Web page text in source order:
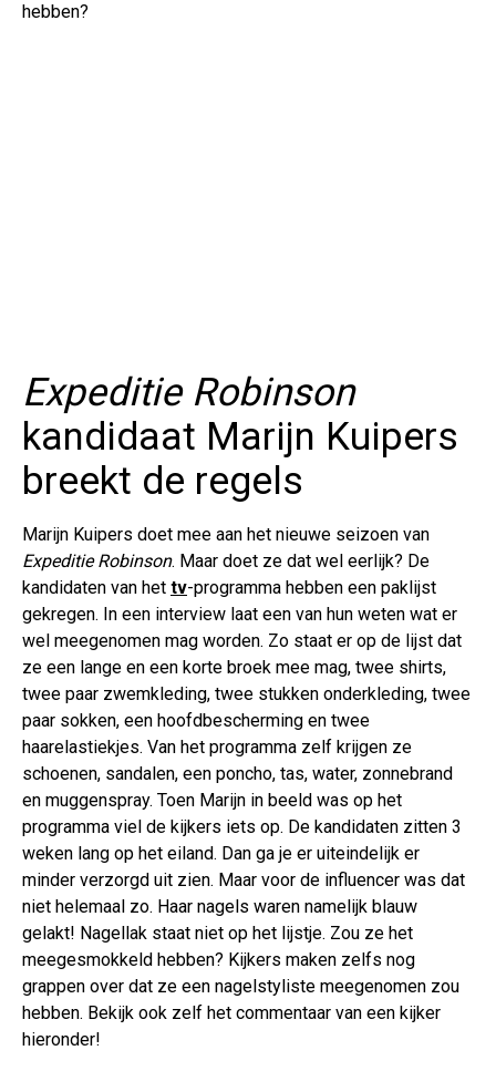
hebben?
Expeditie Robinson
kandidaat Marijn Kuipers
breekt de regels
Marijn Kuipers doet mee aan het nieuwe seizoen van
Expeditie Robinson. Maar doet ze dat wel eerlijk? De
kandidaten van het tv-programma hebben een paklijst
gekregen. In een interview laat een van hun weten wat er
wel meegenomen mag worden. Zo staat er op de lijst dat
ze een lange en een korte broek mee mag, twee shirts,
twee paar zwemkleding, twee stukken onderkleding, twee
paar sokken, een hoofdbescherming en twee
haarelastiekjes. Van het programma zelf krijgen ze
schoenen, sandalen, een poncho, tas, water, zonnebrand
en muggenspray. Toen Marijn in beeld was op het
programma viel de kijkers iets op. De kandidaten zitten 3
weken lang op het eiland. Dan ga je er uiteindelijk er
minder verzorgd uit zien. Maar voor de influencer was dat
niet helemaal zo. Haar nagels waren namelijk blauw
gelakt! Nagellak staat niet op het lijstje. Zou ze het
meegesmokkeld hebben? Kijkers maken zelfs nog
grappen over dat ze een nagelstyliste meegenomen zou
hebben. Bekijk ook zelf het commentaar van een kijker
hieronder!